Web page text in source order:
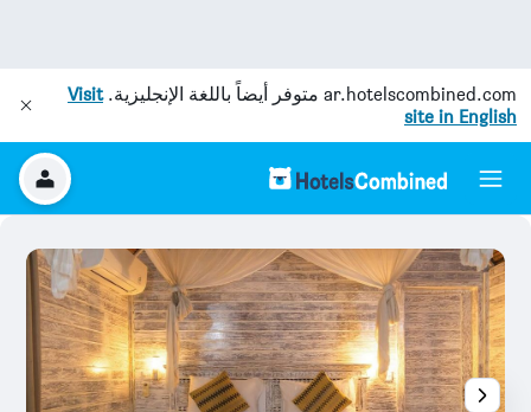
ar.hotelscombined.com متوفر أيضاً باللغة الإنجليزية.Visit
site in English